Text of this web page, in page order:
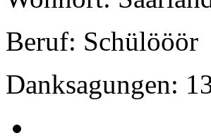
Beruf: Schülööör
Danksagungen: